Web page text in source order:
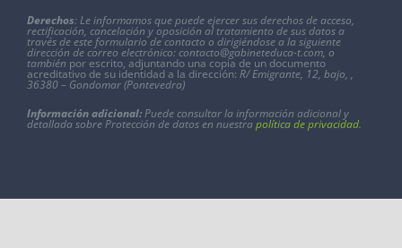
Derechos: Le informamos que puede ejercer sus derechos de acceso,
rectificación, cancelación y oposición al tratamiento de sus datos a
través de este formulario de contacto o dirigiéndose a la siguiente
dirección de correo electrónico:contacto@gabineteduca-t.com, o
también por escrito, adjuntando una copia de un documento
acreditativo de su identidad a la dirección: R/ Emigrante, 12, bajo, ,
36380 – Gondomar (Pontevedra)
Información adicional:Puede consultar la información adicional y
detallada sobre Protección de datos en nuestrapolítica de privacidad.